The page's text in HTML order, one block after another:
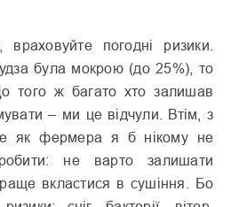
враховуйте погодні ризики.
була мокрою (до 25%), то
того ж багато хто залишав
– ми це відчули. Втім, з
як фермера я б нікому не
не варто залишати
вкластися в сушіння. Бо